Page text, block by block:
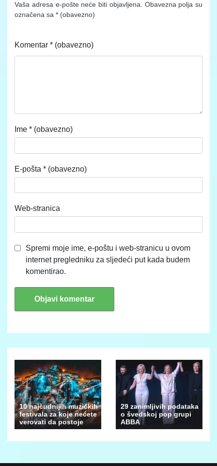
Vaša adresa e-pošte neće biti objavljena.
Obavezna polja su
označena sa * (obavezno)
Komentar * (obavezno)
Ime * (obavezno)
E-pošta * (obavezno)
Web-stranica
Spremi moje ime, e-poštu i web-stranicu u ovom
internet pregledniku za sljedeći put kada budem
komentirao.
10 najčudnijih muzičkih
festivala za koje nećete
verovati da postoje
29 zanimljivih podataka
o švedskoj pop grupi
ABBA